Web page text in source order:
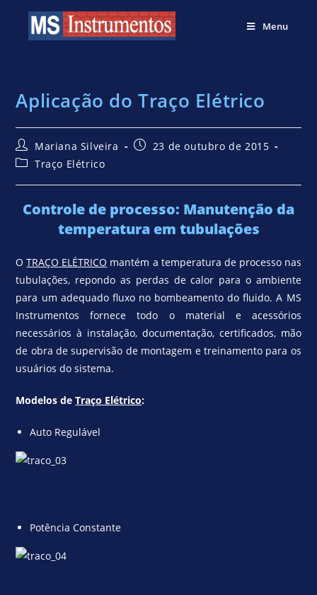
Menu
Aplicação do Traço Elétrico
Mariana Silveira
23 de outubro de 2015
Traço Elétrico
Controle de processo: Manutenção da
temperatura em tubulações
OTRAÇO ELÉTRICO mantém a temperatura de processo nas
tubulações, repondo as perdas de calor para o ambiente
para um adequado fluxo no bombeamento do fluido. A MS
Instrumentos fornece todo o material e acessórios
necessários à instalação, documentação, certificados, mão
de obra de supervisão de montagem e treinamento para os
usuários do sistema.
Modelos deTraço Elétrico:
Auto Regulável
Potência Constante